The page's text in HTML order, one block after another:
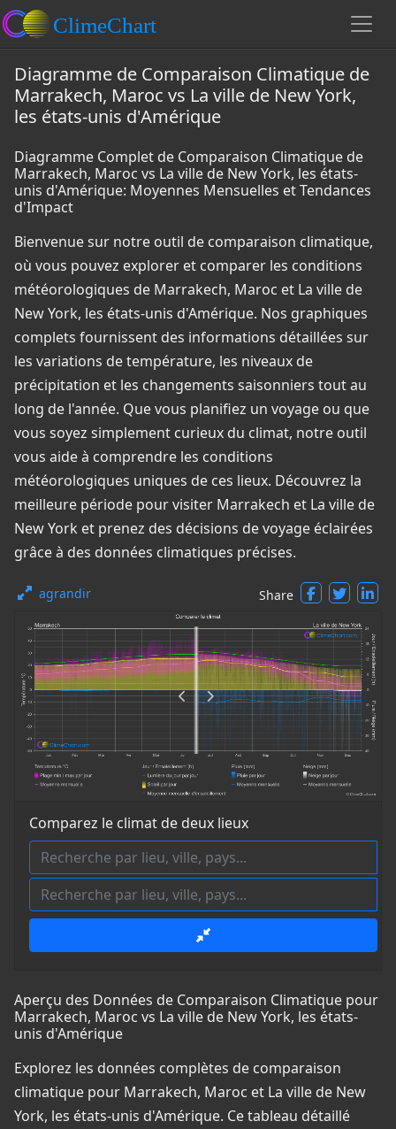
Diagramme de Comparaison Climatique de
Marrakech, Maroc vs La ville de New York,
les états-unis d'Amérique
Diagramme Complet de Comparaison Climatique de
Marrakech, Maroc vs La ville de New York, les états-
unis d'Amérique: Moyennes Mensuelles et Tendances
d'Impact
Bienvenue sur notre outil de comparaison climatique,
où vous pouvez explorer et comparer les conditions
météorologiques de Marrakech, Maroc et La ville de
New York, les états-unis d'Amérique. Nos graphiques
complets fournissent des informations détaillées sur
les variations de température, les niveaux de
précipitation et les changements saisonniers tout au
long de l'année. Que vous planifiez un voyage ou que
vous soyez simplement curieux du climat, notre outil
vous aide à comprendre les conditions
météorologiques uniques de ces lieux. Découvrez la
meilleure période pour visiter Marrakech et La ville de
New York et prenez des décisions de voyage éclairées
grâce à des données climatiques précises.
agrandir Share
Comparez le climat de deux lieux
Aperçu des Données de Comparaison Climatique pour
Marrakech, Maroc vs La ville de New York, les états-
unis d'Amérique
Explorez les données complètes de comparaison
climatique pour Marrakech, Maroc et La ville de New
York, les états-unis d'Amérique. Ce tableau détaillé